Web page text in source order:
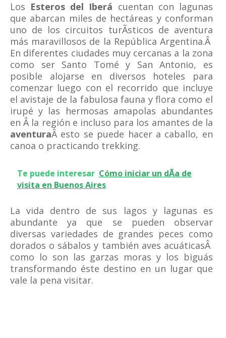
Los Esteros del Iberá cuentan con lagunas
que abarcan miles de hectáreas y conforman
uno de los circuitos turÃ­sticos de aventura
más maravillosos de la República Argentina.Â
En diferentes ciudades muy cercanas a la zona
como ser Santo Tomé y San Antonio, es
posible alojarse en diversos hoteles para
comenzar luego con el recorrido que incluye
el avistaje de la fabulosa fauna y flora como el
irupé y las hermosas amapolas abundantes
en Â la región e incluso para los amantes de la
aventuraÂ esto se puede hacer a caballo, en
canoa o practicando trekking.
Te puede interesar Cómo iniciar un dÃ­a de
visita en Buenos Aires
La vida dentro de sus lagos y lagunas es
abundante ya que se pueden observar
diversas variedades de grandes peces como
dorados o sábalos y también aves acuáticasÂ
como lo son las garzas moras y los biguás
transformando éste destino en un lugar que
vale la pena visitar.